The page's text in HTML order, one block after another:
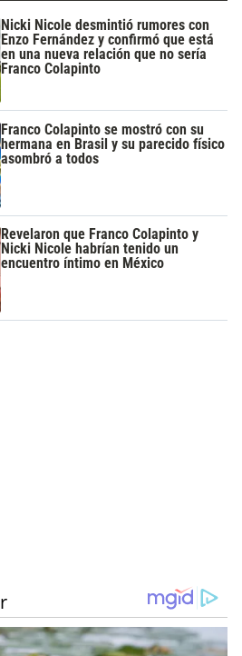
Nicki Nicole desmintió rumores con
Enzo Fernández y confirmó que está
en una nueva relación que no sería
Franco Colapinto
Franco Colapinto se mostró con su
hermana en Brasil y su parecido físico
asombró a todos
Revelaron que Franco Colapinto y
Nicki Nicole habrían tenido un
encuentro íntimo en México